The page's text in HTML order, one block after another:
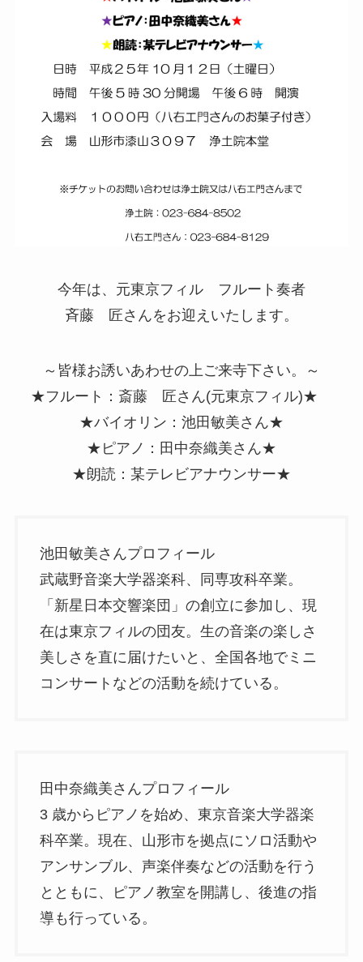
今年は、元東京フィル フルート奏者
斉藤 匠さんをお迎えいたします。
～皆様お誘いあわせの上ご来寺下さい。～
★フルート：斎藤 匠さん(元東京フィル)★
★バイオリン：池田敏美さん★
★ピアノ：田中奈織美さん★
★朗読：某テレビアナウンサー★
池田敏美さんプロフィール
武蔵野音楽大学器楽科、同専攻科卒業。
「新星日本交響楽団」の創立に参加し、現
在は東京フィルの団友。生の音楽の楽しさ
美しさを直に届けたいと、全国各地でミニ
コンサートなどの活動を続けている。
田中奈織美さんプロフィール
3 歳からピアノを始め、東京音楽大学器楽
科卒業。現在、山形市を拠点にソロ活動や
アンサンブル、声楽伴奏などの活動を行う
とともに、ピアノ教室を開講し、後進の指
導も行っている。